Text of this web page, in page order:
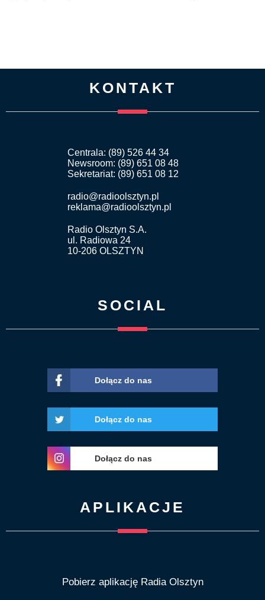
KONTAKT
Centrala: (89) 526 44 34
Newsroom: (89) 651 08 48
Sekretariat: (89) 651 08 12
radio@radioolsztyn.pl
reklama@radioolsztyn.pl
Radio Olsztyn S.A.
ul. Radiowa 24
10-206 OLSZTYN
SOCIAL
Dołącz do nas
Dołącz do nas
Dołącz do nas
APLIKACJE
Pobierz aplikację Radia Olsztyn